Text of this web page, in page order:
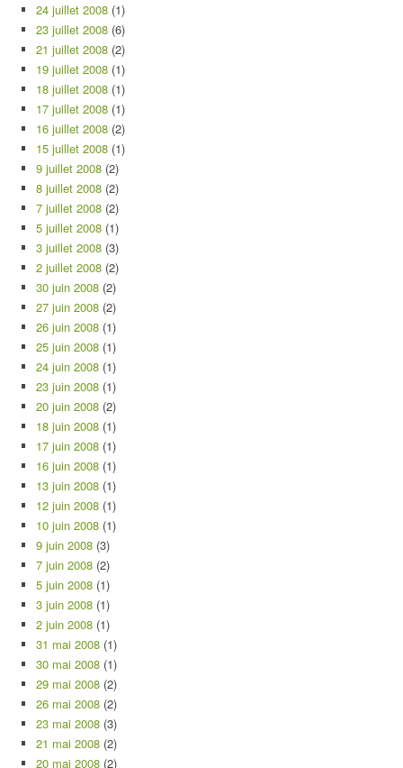
24 juillet 2008 (1)
23 juillet 2008 (6)
21 juillet 2008 (2)
19 juillet 2008 (1)
18 juillet 2008 (1)
17 juillet 2008 (1)
16 juillet 2008 (2)
15 juillet 2008 (1)
9 juillet 2008 (2)
8 juillet 2008 (2)
7 juillet 2008 (2)
5 juillet 2008 (1)
3 juillet 2008 (3)
2 juillet 2008 (2)
30 juin 2008 (2)
27 juin 2008 (2)
26 juin 2008 (1)
25 juin 2008 (1)
24 juin 2008 (1)
23 juin 2008 (1)
20 juin 2008 (2)
18 juin 2008 (1)
17 juin 2008 (1)
16 juin 2008 (1)
13 juin 2008 (1)
12 juin 2008 (1)
10 juin 2008 (1)
9 juin 2008 (3)
7 juin 2008 (2)
5 juin 2008 (1)
3 juin 2008 (1)
2 juin 2008 (1)
31 mai 2008 (1)
30 mai 2008 (1)
29 mai 2008 (2)
26 mai 2008 (2)
23 mai 2008 (3)
21 mai 2008 (2)
20 mai 2008 (2)